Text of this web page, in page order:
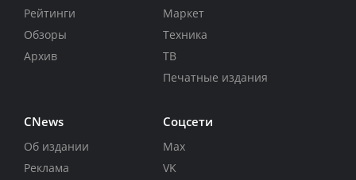
Рейтинги
Обзоры
Архив
Маркет
Техника
ТВ
Печатные издания
CNews
Об издании
Реклама
Соцсети
Max
VK